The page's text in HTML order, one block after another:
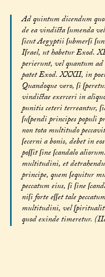
Ad quintum dicendum
de ea vindicta ſumenda
ſicut Aegyptii ſubmerſi
Iſrael, ut habetur Exod.
perierunt, vel quantum
patet Exod. XXXII, in
Quandoque vero, ſi
vindictae exerceri in
punitis ceteri terreantur,
ſuſpendi principes populi
non tota multitudo
ſecerni a bonis, debet in
poſſit ſine ſcandalo
multitudini, et
principe, quem ſequitur
peccatum eius, ſi ſine
niſi forte eſſet tale
multitudini, vel
quod exinde timeretur.